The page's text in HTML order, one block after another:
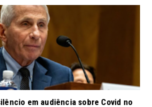
em audiência sobre Covid no